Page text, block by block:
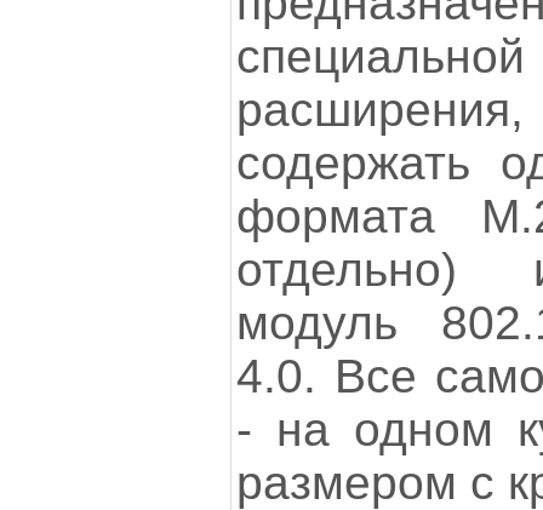
содержать
формата
отдельно)
модуль
4.0. Все
- на одном
размером с